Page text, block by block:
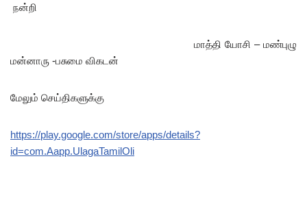
நன்றி
மாத்தி யோசி – மண்புழு
மன்னாரு -பசுமை விகடன்
மேலும் செய்திகளுக்கு
https://play.google.com/store/apps/details?
id=com.Aapp.UlagaTamilOli